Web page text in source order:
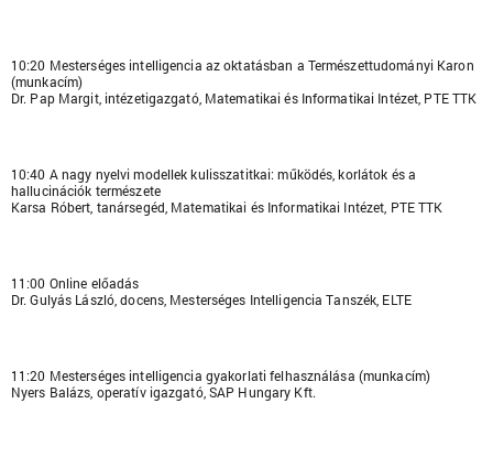
10:20 Mesterséges intelligencia az oktatásban a Természettudományi Karon
(munkacím)
Dr. Pap Margit, intézetigazgató, Matematikai és Informatikai Intézet, PTE TTK
10:40 A nagy nyelvi modellek kulisszatitkai: működés, korlátok és a
hallucinációk természete
Karsa Róbert, tanársegéd, Matematikai és Informatikai Intézet, PTE TTK
11:00 Online előadás
Dr. Gulyás László, docens, Mesterséges Intelligencia Tanszék, ELTE
11:20 Mesterséges intelligencia gyakorlati felhasználása (munkacím)
Nyers Balázs, operatív igazgató, SAP Hungary Kft.